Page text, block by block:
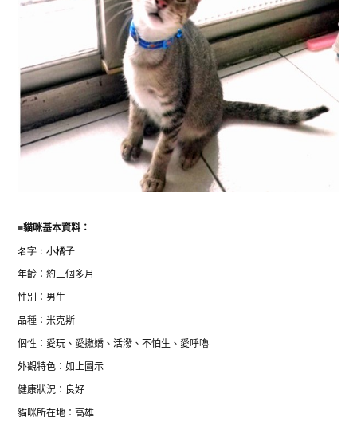
■貓咪基本資料：
名字： 小橘子
年齡：約三個多月
性別：男生
品種：米克斯
個性：愛玩、愛撒嬌、活潑、不怕生、愛呼嚕
外觀特色：如上圖示
健康狀況：良好
貓咪所在地：高雄